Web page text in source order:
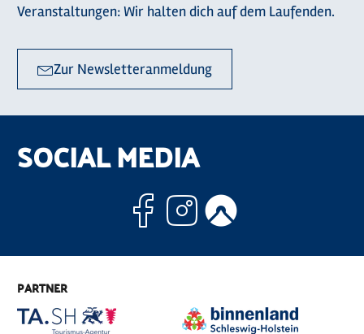
Veranstaltungen: Wir halten dich auf dem Laufenden.
Zur Newsletteranmeldung
SOCIAL MEDIA
Facebook
Instagram
PARTNER